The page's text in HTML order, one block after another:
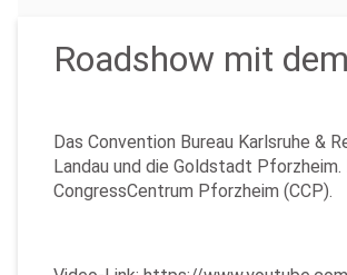
Roadshow mit
Das Convention Bureau Karlsruhe &
Landau und die Goldstadt
CongressCentrum Pforzheim (CCP).